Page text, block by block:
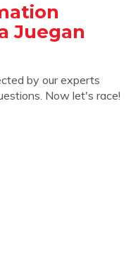
Juegan
by our experts
Now let's race!